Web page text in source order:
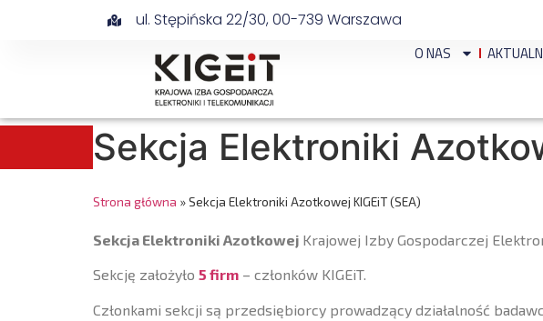
ul. Stępińska 22/30, 00-739 Warszawa
O NAS
Sekcja Elektroniki
Strona główna »Sekcja Elektroniki Azotkowej KIGEiT (SEA)
Sekcja Elektroniki Azotkowej Krajowej Izby Gospodarczej
Sekcję założyło 5 firm – członków KIGEiT.
Członkami sekcji są przedsiębiorcy prowadzący działalność